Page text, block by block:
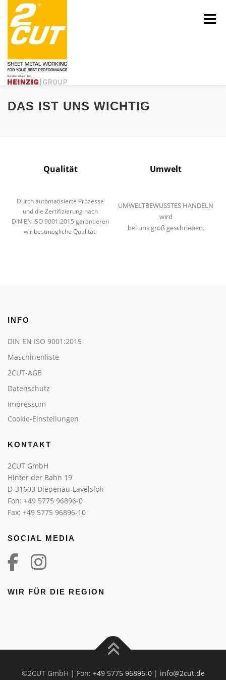
Inhalt
springen
Menü
Kontakt HEINZIG|GROUP
DAS IST UNS WICHTIG
Qualität
Durch automatisierte Prozesse
und die Zertifizierung nach
DIN EN ISO 9001:2015 garantieren
wir bestmögliche Qualität.
Umwelt
UMWELTBEWUSSTES HANDELN
wird
bei uns groß geschrieben.
INFO
DIN EN ISO 9001:2015
Maschinenliste
2CUT-AGB
Datenschutz
Impressum
Cookie-Einstellungen
KONTAKT
2CUT GmbH
Hinter der Bahn 19
D-31603 Diepenau-Lavelsloh
Fon: +49 5775 96896-0
Fax: +49 5775 96896-10
SOCIAL MEDIA
WIR FÜR DIE REGION
©2CUT GmbH | Fon: +49 5775 96896-0| info@2cut.de